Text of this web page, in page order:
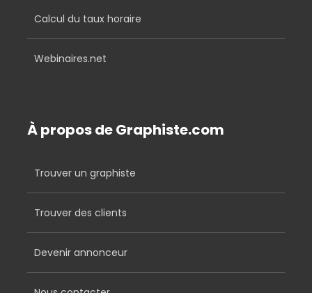
Calcul du taux horaire
Webinaires.net
À propos de Graphiste.com
Trouver un graphiste
Trouver des clients
Devenir annonceur